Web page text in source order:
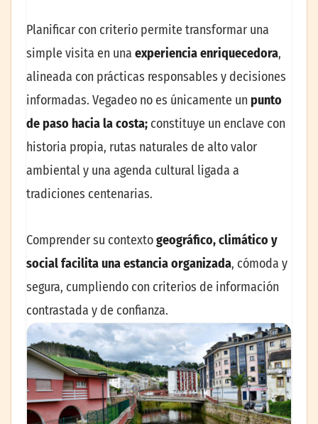
Planificar con criterio permite transformar una
simple visita en una experiencia enriquecedora,
alineada con prácticas responsables y decisiones
informadas. Vegadeo no es únicamente un punto
de paso hacia la costa; constituye un enclave con
historia propia, rutas naturales de alto valor
ambiental y una agenda cultural ligada a
tradiciones centenarias.
Comprender su contextogeográfico, climático y
social facilita una estancia organizada, cómoda y
segura, cumpliendo con criterios de información
contrastada y de confianza.